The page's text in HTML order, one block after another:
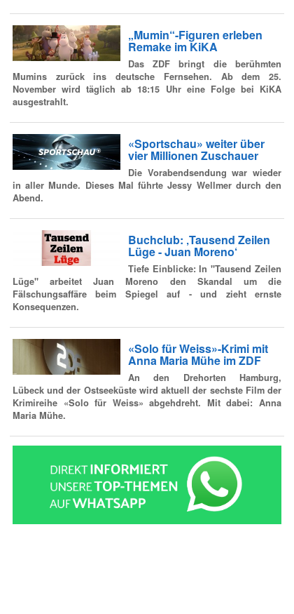
„Mumin“-Figuren erleben
Remake im KiKA
Das ZDF bringt die berühmten
Mumins zurück ins deutsche Fernsehen. Ab dem 25.
November wird täglich ab 18:15 Uhr eine Folge bei KiKA
ausgestrahlt.
«Sportschau» weiter über
vier Millionen Zuschauer
Die Vorabendsendung war wieder
in aller Munde. Dieses Mal führte Jessy Wellmer durch den
Abend.
Buchclub: ‚Tausend Zeilen
Lüge - Juan Moreno‘
Tiefe Einblicke: In "Tausend Zeilen
Lüge" arbeitet Juan Moreno den Skandal um die
Fälschungsaffäre beim Spiegel auf - und zieht ernste
Konsequenzen.
«Solo für Weiss»-Krimi mit
Anna Maria Mühe im ZDF
An den Drehorten Hamburg,
Lübeck und der Ostseeküste wird aktuell der sechste Film der
Krimireihe «Solo für Weiss» abgehdreht. Mit dabei: Anna
Maria Mühe.